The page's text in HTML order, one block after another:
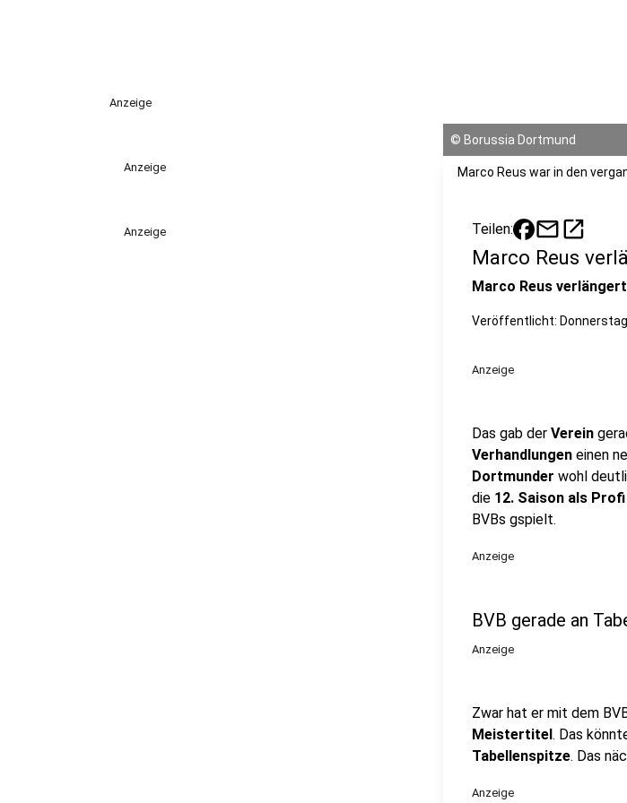
Anzeige
Anzeige
Anzeige
© Borussia Dortmund
Marco Reus war in den
Teilen: mailopen_in_new
Marco Reus
Marco Reus
Veröffentlicht:
Anzeige
Das gab der Verein
Verhandlungen einen
Dortmunder wohl
die 12. Saison als Profi
BVBs gspielt.
Anzeige
BVB gerade an
Anzeige
Zwar hat er mit dem
Meistertitel. Das
Tabellenspitze. Das
Anzeige